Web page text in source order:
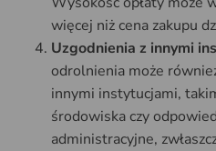
więcej niż cena zakupu
Uzgodnienia z innymi
odrolnienia może
innymi instytucjami,
środowiska czy
administracyjne,